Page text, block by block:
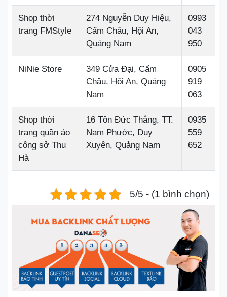
Shop thời
trang FMStyle
274 Nguyễn Duy Hiệu,
Cẩm Châu, Hội An,
Quảng Nam
0993
043
950
NiNie Store
349 Cửa Đại, Cẩm
Châu, Hội An, Quảng
Nam
0905
919
063
Shop thời
trang quần áo
công sở Thu
Hà
16 Tôn Đức Thắng, TT.
Nam Phước, Duy
Xuyên, Quảng Nam
0935
559
652
5/5 - (1 bình chọn)